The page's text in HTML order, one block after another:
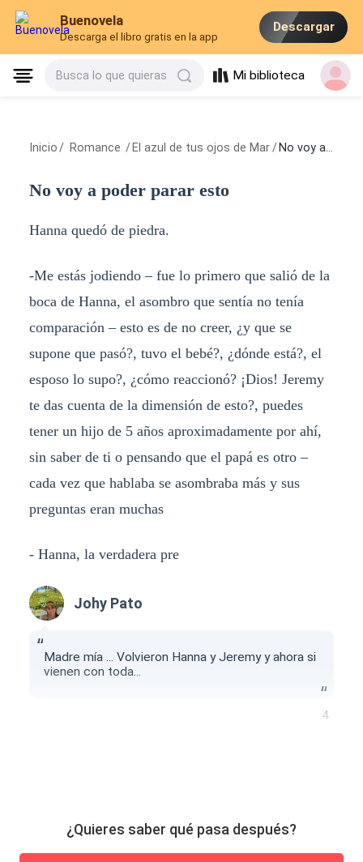
Buenovela
Descarga el libro gratis en la app
Descargar
Busca lo que quieras Mi biblioteca
Inicio / Romance / El azul de tus ojos de Mar / No voy a poder parar esto
No voy a poder parar esto
Hanna quedó de piedra.
-Me estás jodiendo – fue lo primero que salió de la
boca de Hanna, el asombro que sentía no tenía
comparación – esto es de no creer, ¿y que se
supone que pasó?, tuvo el bebé?, ¿dónde está?, el
esposo lo supo?, ¿cómo reaccionó? ¡Dios! Jeremy
te das cuenta de la dimensión de esto?, puedes
tener un hijo de 5 años aproximadamente por ahí,
sin saber de ti o pensando que el papá es otro –
cada vez que hablaba se asombraba más y sus
preguntas eran muchas
- Hanna, la verdadera pre
Johy Pato
Madre mía ... Volvieron Hanna y Jeremy y ahora si
vienen con toda...
4
¿Quieres saber qué pasa después?